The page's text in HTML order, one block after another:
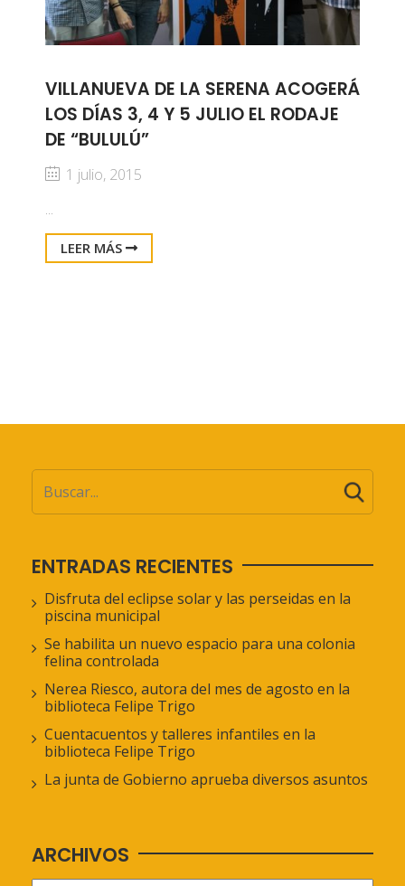
VILLANUEVA DE LA SERENA ACOGERÁ
LOS DÍAS 3, 4 Y 5 JULIO EL RODAJE
DE “BULULÚ”
1 julio, 2015
...
LEER MÁS
ENTRADAS RECIENTES
Disfruta del eclipse solar y las perseidas en la
piscina municipal
Se habilita un nuevo espacio para una colonia
felina controlada
Nerea Riesco, autora del mes de agosto en la
biblioteca Felipe Trigo
Cuentacuentos y talleres infantiles en la
biblioteca Felipe Trigo
La junta de Gobierno aprueba diversos asuntos
ARCHIVOS